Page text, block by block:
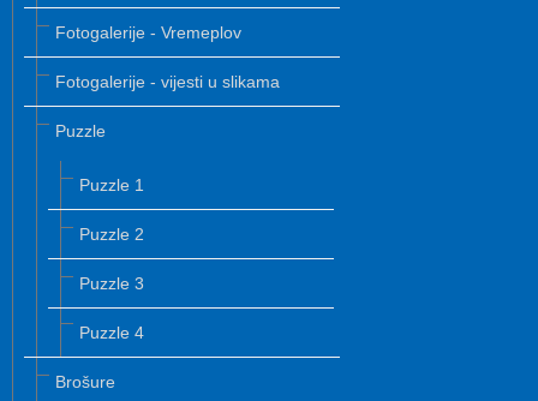
Fotogalerije - Vremeplov
Fotogalerije - vijesti u slikama
Puzzle
Puzzle 1
Puzzle 2
Puzzle 3
Puzzle 4
Brošure